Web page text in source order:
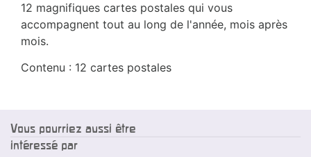
12 magnifiques cartes postales qui vous
accompagnent tout au long de l'année, mois après
mois.
Contenu : 12 cartes postales
Vous pourriez aussi être
intéressé par